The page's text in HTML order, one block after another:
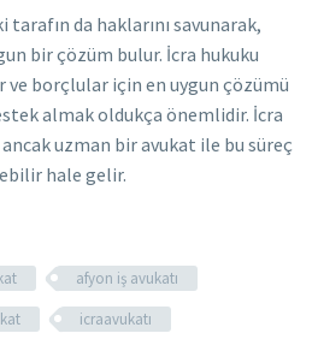
tarafın da haklarını savunarak,
bir çözüm bulur. İcra hukuku
ve borçlular için en uygun çözümü
almak oldukça önemlidir. İcra
uzman bir avukat ile bu süreç
hale gelir.
afyon iş avukatı
icraavukatı